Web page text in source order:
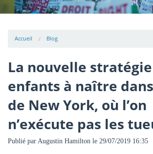
Accueil Blog
La nouvelle
enfants à naître
de New York, où l’on
n’exécute pas les
Publié par Augustin Hamilton le 29/07/2019 16:35